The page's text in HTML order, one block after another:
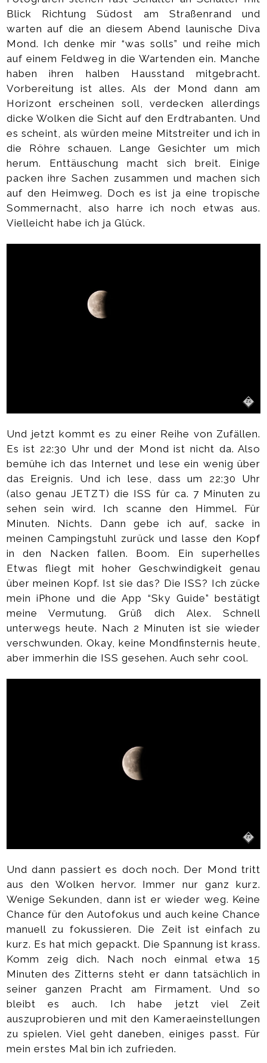
Blick Richtung Südost am Straßenrand und
warten auf die an diesem Abend launische Diva
Mond. Ich denke mir “was solls” und reihe mich
auf einem Feldweg in die Wartenden ein. Manche
haben ihren halben Hausstand mitgebracht.
Vorbereitung ist alles. Als der Mond dann am
Horizont erscheinen soll, verdecken allerdings
dicke Wolken die Sicht auf den Erdtrabanten. Und
es scheint, als würden meine Mitstreiter und ich in
die Röhre schauen. Lange Gesichter um mich
herum. Enttäuschung macht sich breit. Einige
packen ihre Sachen zusammen und machen sich
auf den Heimweg. Doch es ist ja eine tropische
Sommernacht, also harre ich noch etwas aus.
Vielleicht habe ich ja Glück.
Und jetzt kommt es zu einer Reihe von Zufällen.
Es ist 22:30 Uhr und der Mond ist nicht da. Also
bemühe ich das Internet und lese ein wenig über
das Ereignis. Und ich lese, dass um 22:30 Uhr
(also genau JETZT) die ISS für ca. 7 Minuten zu
sehen sein wird. Ich scanne den Himmel. Für
Minuten. Nichts. Dann gebe ich auf, sacke in
meinen Campingstuhl zurück und lasse den Kopf
in den Nacken fallen. Boom. Ein superhelles
Etwas fliegt mit hoher Geschwindigkeit genau
über meinen Kopf. Ist sie das? Die ISS? Ich zücke
mein iPhone und die App “Sky Guide” bestätigt
meine Vermutung. Grüß dich Alex. Schnell
unterwegs heute. Nach 2 Minuten ist sie wieder
verschwunden. Okay, keine Mondfinsternis heute,
aber immerhin die ISS gesehen. Auch sehr cool.
Und dann passiert es doch noch. Der Mond tritt
aus den Wolken hervor. Immer nur ganz kurz.
Wenige Sekunden, dann ist er wieder weg. Keine
Chance für den Autofokus und auch keine Chance
manuell zu fokussieren. Die Zeit ist einfach zu
kurz. Es hat mich gepackt. Die Spannung ist krass.
Komm zeig dich. Nach noch einmal etwa 15
Minuten des Zitterns steht er dann tatsächlich in
seiner ganzen Pracht am Firmament. Und so
bleibt es auch. Ich habe jetzt viel Zeit
auszuprobieren und mit den Kameraeinstellungen
zu spielen. Viel geht daneben, einiges passt. Für
mein erstes Mal bin ich zufrieden.